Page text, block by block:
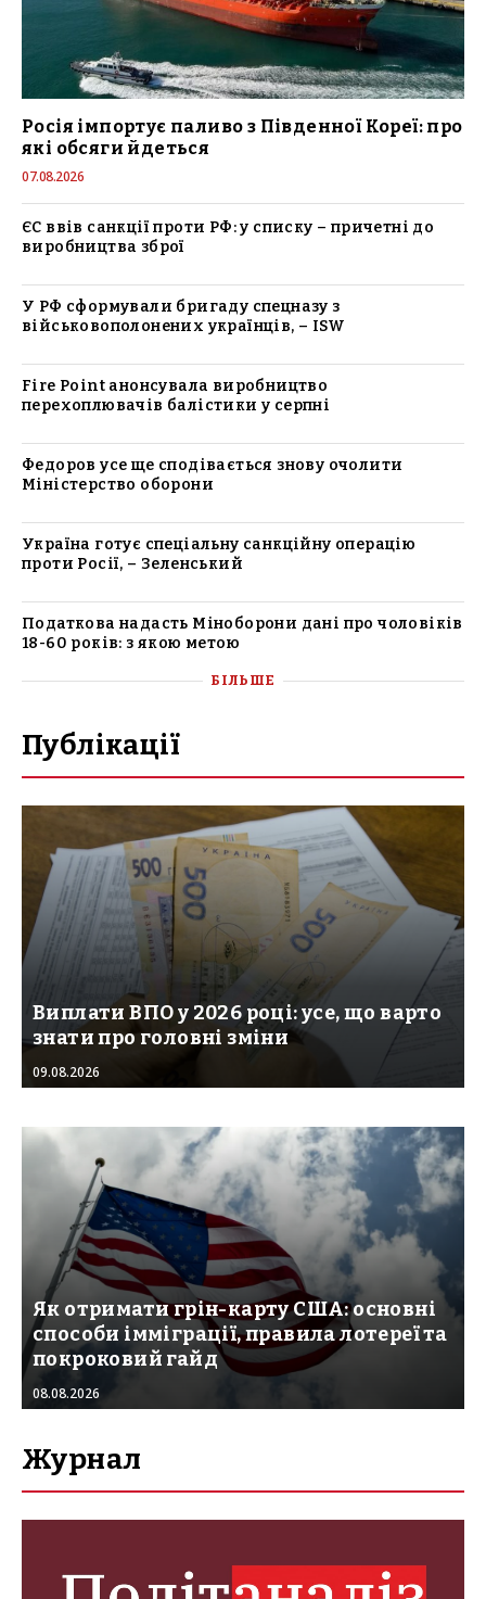
Росія імпортує паливо з Південної Кореї: про
які обсяги йдеться
07.08.2026
ЄС ввів санкції проти РФ: у списку – причетні до
виробництва зброї
У РФ сформували бригаду спецназу з
військовополонених українців, – ISW
Fire Point анонсувала виробництво
перехоплювачів балістики у серпні
Федоров усе ще сподівається знову очолити
Міністерство оборони
Україна готує спеціальну санкційну операцію
проти Росії, – Зеленський
Податкова надасть Міноборони дані про чоловіків
18-60 років: з якою метою
БІЛЬШЕ
Публікації
Виплати ВПО у 2026 році: усе, що варто
знати про головні зміни
09.08.2026
Як отримати грін-карту США: основні
способи імміграції, правила лотереї та
покроковий гайд
08.08.2026
Журнал